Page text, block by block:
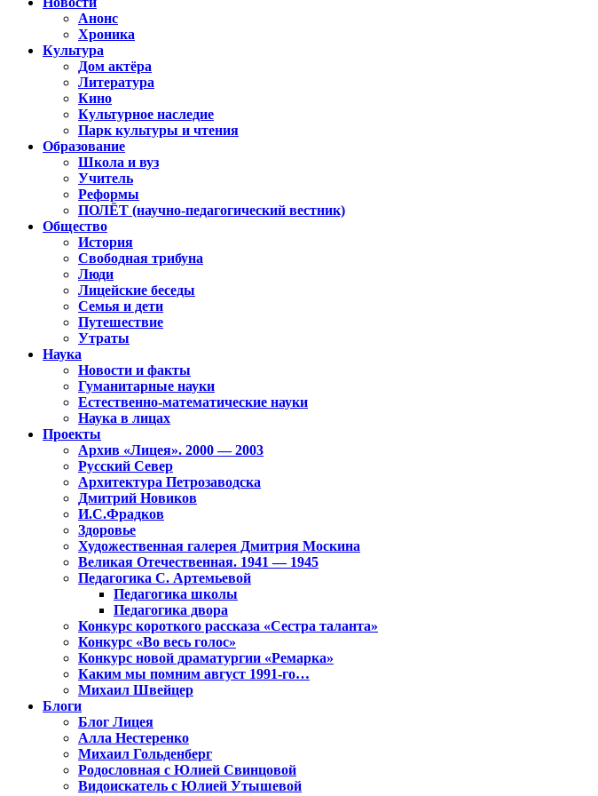
Анонс
Хроника
Культура
Дом актёра
Литература
Кино
Культурное наследие
Парк культуры и чтения
Образование
Школа и вуз
Учитель
Реформы
ПОЛЁТ (научно-педагогический вестник)
Общество
История
Свободная трибуна
Люди
Лицейские беседы
Семья и дети
Путешествие
Утраты
Наука
Новости и факты
Гуманитарные науки
Естественно-математические науки
Наука в лицах
Проекты
Архив «Лицея». 2000 — 2003
Русский Север
Архитектура Петрозаводска
Дмитрий Новиков
И.С.Фрадков
Здоровье
Художественная галерея Дмитрия Москина
Великая Отечественная. 1941 — 1945
Педагогика С. Артемьевой
Педагогика школы
Педагогика двора
Конкурс короткого рассказа «Сестра таланта»
Конкурс «Во весь голос»
Конкурс новой драматургии «Ремарка»
Каким мы помним август 1991-го…
Михаил Швейцер
Блоги
Блог Лицея
Алла Нестеренко
Михаил Гольденберг
Родословная с Юлией Свинцовой
Видоискатель с Юлией Утышевой